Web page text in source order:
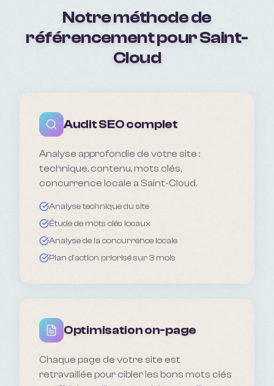
Notre méthode de
référencement pourSaint-
Cloud
Audit SEO complet
Analyse approfondie de votre site :
technique, contenu, mots clés,
concurrence locale a Saint-Cloud.
Analyse technique du site
Étude de mots clés locaux
Analyse de la concurrence locale
Plan d'action priorisé sur 3 mois
Optimisation on-page
Chaque page de votre site est
retravaillée pour cibler les bons mots clés